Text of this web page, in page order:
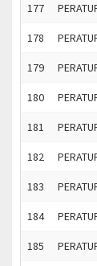
177
178
179
180
181
182
183
184
185